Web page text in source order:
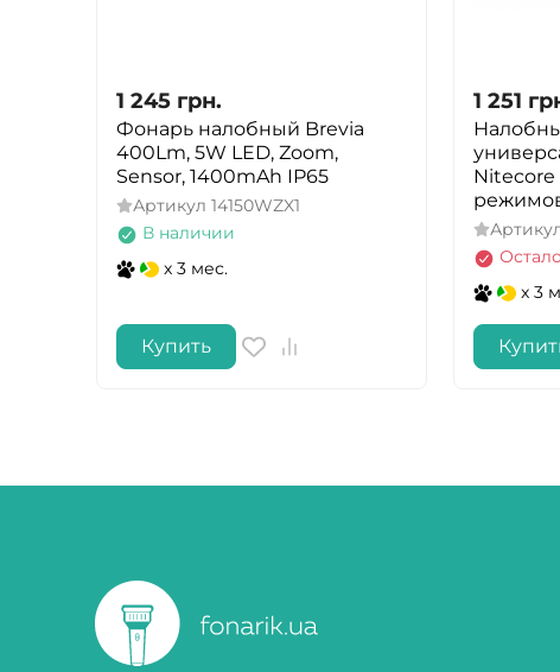
1 245 грн.
Фонарь налобный Brevia
400Lm, 5W LED, Zoom,
Sensor, 1400mAh IP65
Артикул 14150WZX1
В наличии
x 3 мес.
Купить
1 251
Nitecore
x 3